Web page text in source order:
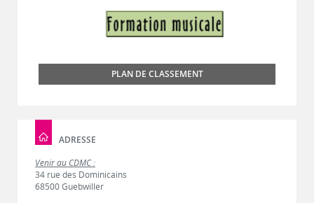
PLAN DE CLASSEMENT
ADRESSE
Venir au CDMC :
34 rue des Dominicains
68500 Guebwiller